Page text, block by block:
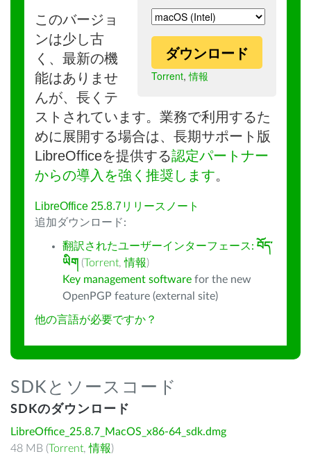
ダウンロード
Torrent,情報
このバージョ
ンは少し古
く、最新の機
能はありませ
んが、長くテ
ストされています。業務で利用するた
めに展開する場合は、長期サポート版
LibreOfficeを提供する認定パートナー
からの導入を強く推奨します。
LibreOffice 25.8.7リリースノート
追加ダウンロード:
翻訳されたユーザーインターフェース: བོད་
ཡིག (Torrent,情報)
Key management software for the new
OpenPGP feature (external site)
他の言語が必要ですか？
SDKとソースコード
SDKのダウンロード
LibreOffice_25.8.7_MacOS_x86-64_sdk.dmg
48 MB (Torrent,情報)